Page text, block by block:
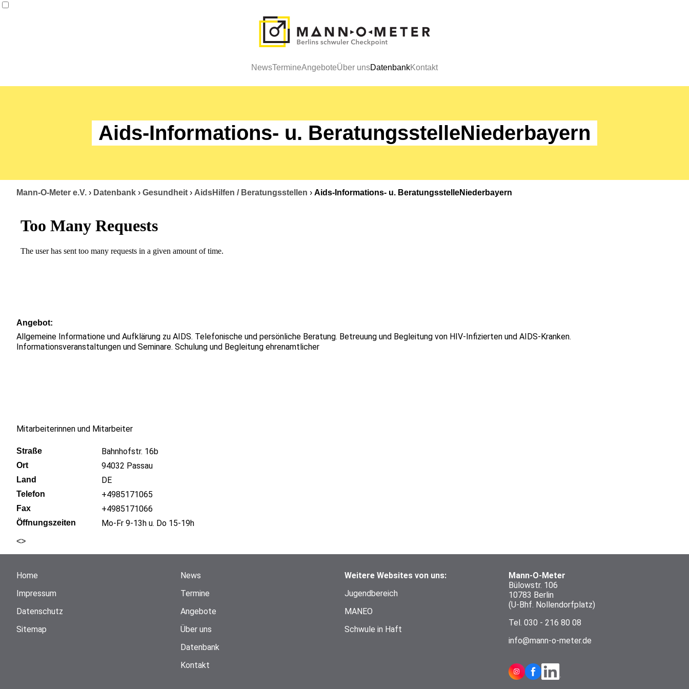
NewsTermineAngeboteÜber unsDatenbankKontakt
Aids-Informations- u. BeratungsstelleNiederbayern
Mann-O-Meter e.V. › Datenbank › Gesundheit › AidsHilfen / Beratungsstellen › Aids-Informations- u. BeratungsstelleNiederbayern
Angebot
Allgemeine Informatione und Aufklärung zu AIDS. Telefonische und persönliche Beratung. Betreuung und Begleitung von HIV-Infizierten und AIDS-Kranken.
Informationsveranstaltungen und Seminare. Schulung und Begleitung ehrenamtlicher
Mitarbeiterinnen und Mitarbeiter
Straße Bahnhofstr. 16b
Ort 94032 Passau
Land DE
Telefon +4985171065
Fax +4985171066
Öffnungszeiten Mo-Fr 9-13h u. Do 15-19h
<>
Home
Impressum
Datenschutz
Sitemap
News
Termine
Angebote
Über uns
Datenbank
Kontakt
Weitere Websites von uns:
Jugendbereich
MANEO
Schwule in Haft
Mann-O-Meter
Bülowstr. 106
10783 Berlin
(U-Bhf. Nollendorfplatz)
Tel. 030 - 216 80 08
info@mann-o-meter.de